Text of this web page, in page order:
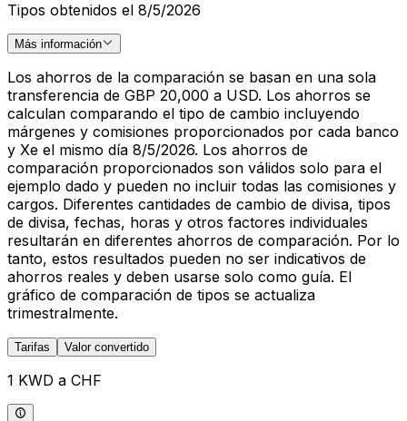
Tipos obtenidos el 8/5/2026
Más información
Los ahorros de la comparación se basan en una sola
transferencia de GBP 20,000 a USD. Los ahorros se
calculan comparando el tipo de cambio incluyendo
márgenes y comisiones proporcionados por cada banco
y Xe el mismo día 8/5/2026. Los ahorros de
comparación proporcionados son válidos solo para el
ejemplo dado y pueden no incluir todas las comisiones y
cargos. Diferentes cantidades de cambio de divisa, tipos
de divisa, fechas, horas y otros factores individuales
resultarán en diferentes ahorros de comparación. Por lo
tanto, estos resultados pueden no ser indicativos de
ahorros reales y deben usarse solo como guía. El
gráfico de comparación de tipos se actualiza
trimestralmente.
Tarifas Valor convertido
1 KWD a CHF